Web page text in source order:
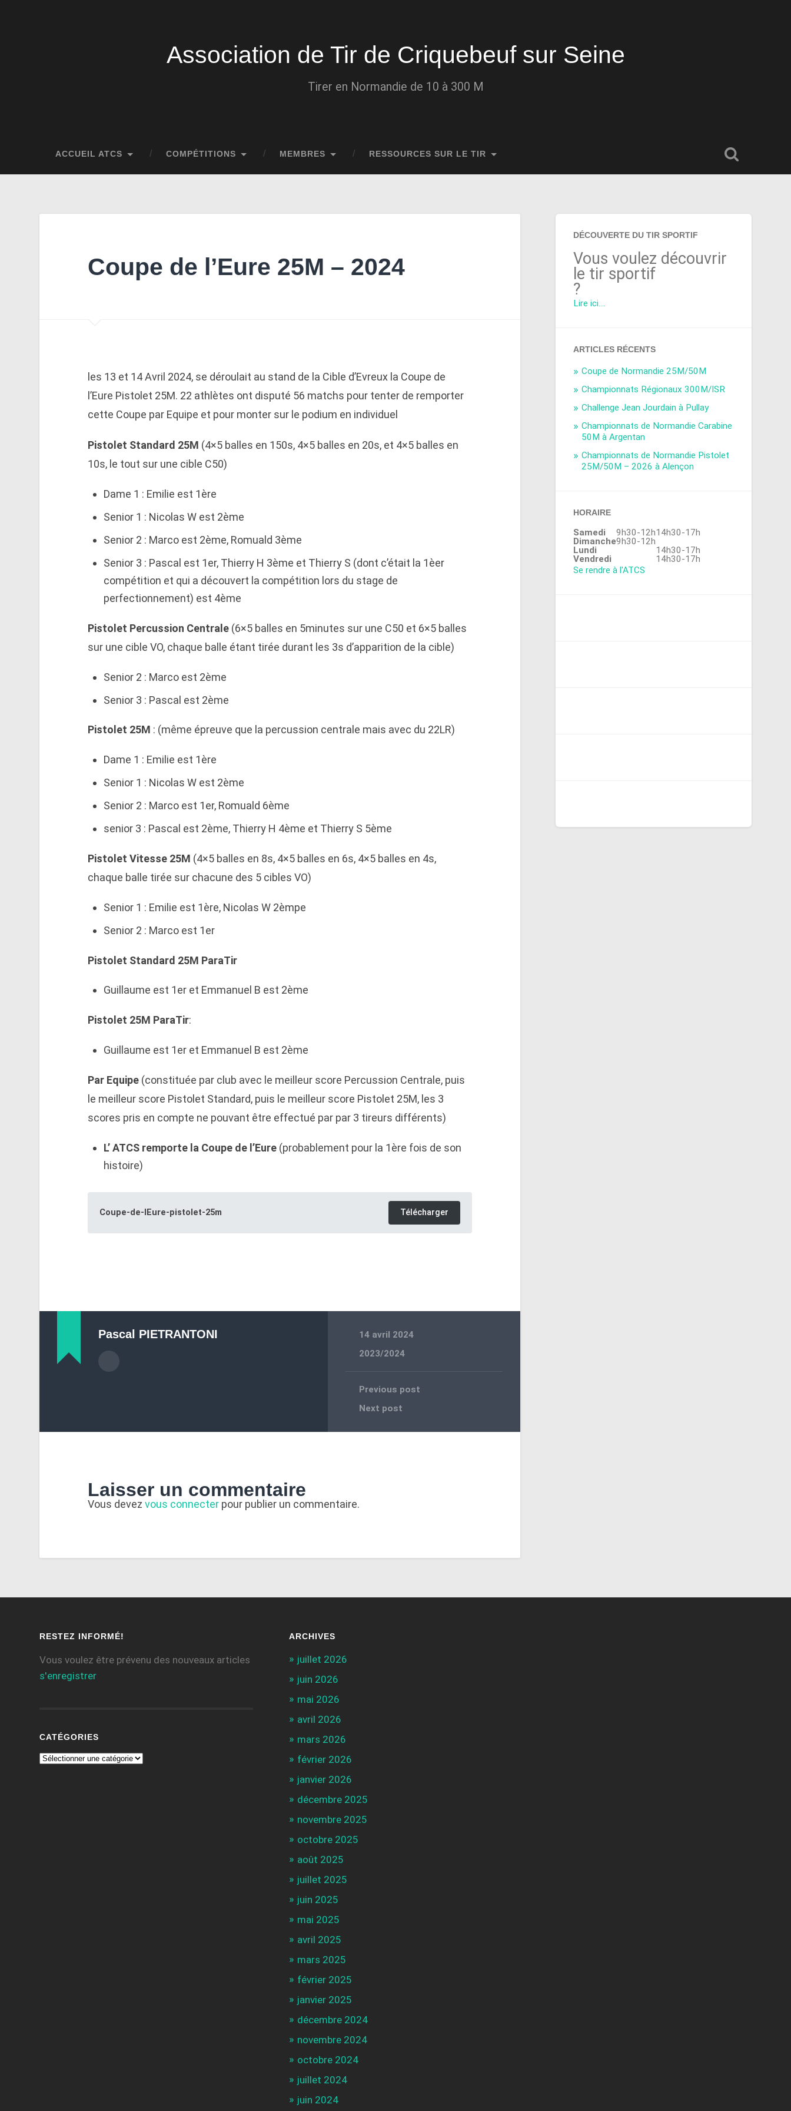
Association de Tir de Criquebeuf sur Seine
Tirer en Normandie de 10 à 300 M
ACCUEIL ATCS COMPÉTITIONS MEMBRES RESSOURCES SUR LE TIR
Coupe de l’Eure 25M – 2024
les 13 et 14 Avril 2024, se déroulait au stand de la Cible d’Evreux la Coupe de
l’Eure Pistolet 25M. 22 athlètes ont disputé 56 matchs pour tenter de remporter
cette Coupe par Equipe et pour monter sur le podium en individuel
Pistolet Standard 25M (4×5 balles en 150s, 4×5 balles en 20s, et 4×5 balles en
10s, le tout sur une cible C50)
Dame 1 : Emilie est 1ère
Senior 1 : Nicolas W est 2ème
Senior 2 : Marco est 2ème, Romuald 3ème
Senior 3 : Pascal est 1er, Thierry H 3ème et Thierry S (dont c’était la 1èer
compétition et qui a découvert la compétition lors du stage de
perfectionnement) est 4ème
Pistolet Percussion Centrale (6×5 balles en 5minutes sur une C50 et 6×5 balles
sur une cible VO, chaque balle étant tirée durant les 3s d’apparition de la cible)
Senior 2 : Marco est 2ème
Senior 3 : Pascal est 2ème
Pistolet 25M : (même épreuve que la percussion centrale mais avec du 22LR)
Dame 1 : Emilie est 1ère
Senior 1 : Nicolas W est 2ème
Senior 2 : Marco est 1er, Romuald 6ème
senior 3 : Pascal est 2ème, Thierry H 4ème et Thierry S 5ème
Pistolet Vitesse 25M (4×5 balles en 8s, 4×5 balles en 6s, 4×5 balles en 4s,
chaque balle tirée sur chacune des 5 cibles VO)
Senior 1 : Emilie est 1ère, Nicolas W 2èmpe
Senior 2 : Marco est 1er
Pistolet Standard 25M ParaTir
Guillaume est 1er et Emmanuel B est 2ème
Pistolet 25M ParaTir:
Guillaume est 1er et Emmanuel B est 2ème
Par Equipe (constituée par club avec le meilleur score Percussion Centrale, puis
le meilleur score Pistolet Standard, puis le meilleur score Pistolet 25M, les 3
scores pris en compte ne pouvant être effectué par par 3 tireurs différents)
L’ ATCS remporte la Coupe de l’Eure(probablement pour la 1ère fois de son
histoire)
Coupe-de-lEure-pistolet-25m Télécharger
Pascal PIETRANTONI
14 avril 2024
2023/2024
Previous post
Next post
Laisser un commentaire
Vous devez vous connecterpour publier un commentaire.
DÉCOUVERTE DU TIR SPORTIF
Vous voulez découvrir
le tir sportif
?
Lire ici....
ARTICLES RÉCENTS
Coupe de Normandie 25M/50M
Championnats Régionaux 300M/ISR
Challenge Jean Jourdain à Pullay
Championnats de Normandie Carabine
50M à Argentan
Championnats de Normandie Pistolet
25M/50M – 2026 à Alençon
HORAIRE
Samedi 9h30-12h14h30-17h
Dimanche9h30-12h
Lundi
14h30-17h
Vendredi
14h30-17h
Se rendre à l'ATCS
RESTEZ INFORMÉ!
Vous voulez être prévenu des nouveaux articles
s'enregistrer
CATÉGORIES
ARCHIVES
juillet 2026
juin 2026
mai 2026
avril 2026
mars 2026
février 2026
janvier 2026
décembre 2025
novembre 2025
octobre 2025
août 2025
juillet 2025
juin 2025
mai 2025
avril 2025
mars 2025
février 2025
janvier 2025
décembre 2024
novembre 2024
octobre 2024
juillet 2024
juin 2024